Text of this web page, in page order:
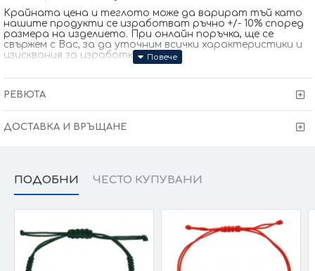
Kрайната цена и теглото може да варират тъй като
нашите продукти се изработват ръчно +/- 10% според
размера на изделието. При онлайн поръчка, ще се
свържем с Вас, за да уточним всички характеристики и
изисквания за изработката.
РЕВЮТА
ДОСТАВКА И ВРЪЩАНЕ
ПОДОБНИ ЧЕСТО КУПУВАНИ